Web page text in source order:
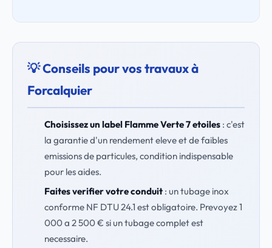
💡 Conseils pour vos travaux à
Forcalquier
Choisissez un label Flamme Verte 7 etoiles: c'est
la garantie d'un rendement eleve et de faibles
emissions de particules, condition indispensable
pour les aides.
Faites verifier votre conduit: un tubage inox
conforme NF DTU 24.1 est obligatoire. Prevoyez 1
000 a 2 500 € si un tubage complet est
necessaire.